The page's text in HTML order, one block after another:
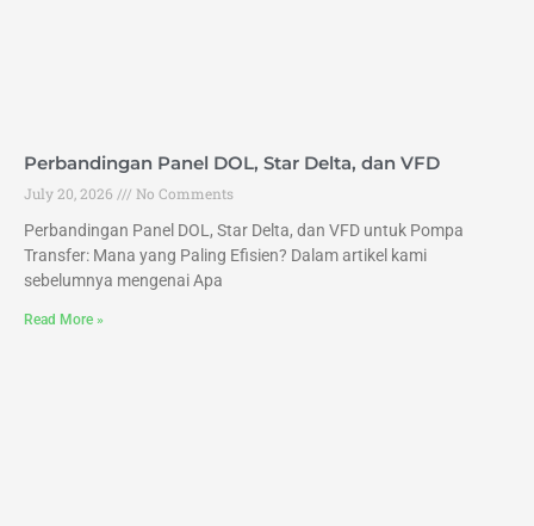
Perbandingan Panel DOL, Star Delta, dan VFD
July 20, 2026
No Comments
Perbandingan Panel DOL, Star Delta, dan VFD untuk Pompa
Transfer: Mana yang Paling Efisien? Dalam artikel kami
sebelumnya mengenai Apa
Read More »